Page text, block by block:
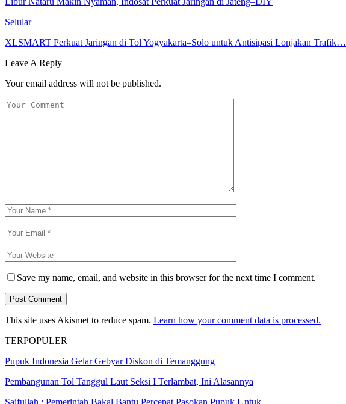
Selular
XLSMART Perkuat Jaringan di Tol Yogyakarta–Solo untuk Antisipasi Lonjakan Trafik…
Leave A Reply
Your email address will not be published.
Save my name, email, and website in this browser for the next time I comment.
This site uses Akismet to reduce spam. Learn how your comment data is processed.
TERPOPULER
Pupuk Indonesia Gelar Gebyar Diskon di Temanggung
Pembangunan Tol Tanggul Laut Seksi I Terlambat, Ini Alasannya
Saifullah : Pemerintah Bakal Bantu Percepat Pasokan Pupuk Untuk…